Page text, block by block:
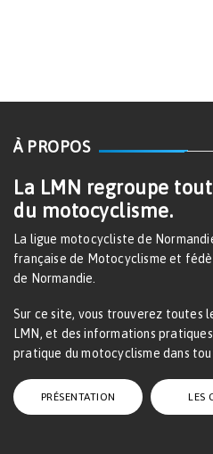
À PROPOS
La LMN regroupe
du motocyclisme.
La ligue motocycliste de
française de Motocyclisme et
de Normandie.
Sur ce site, vous trouverez toutes
LMN, et des informations
pratique du motocyclisme dans
PRÉSENTATION LES